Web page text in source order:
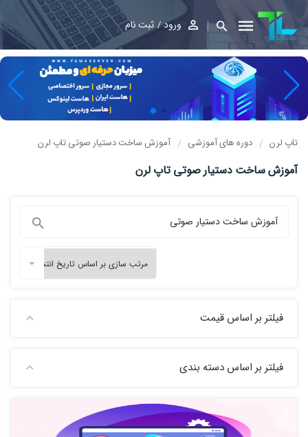
ورود ثبت نام
تاپ لرن دوره های آموزشی آموزش ساخت دستیار صوتی تاپ لرن
آموزش ساخت دستیار صوتی تاپ لرن
فیلتر بر اساس قیمت
فیلتر بر اساس دسته بندی